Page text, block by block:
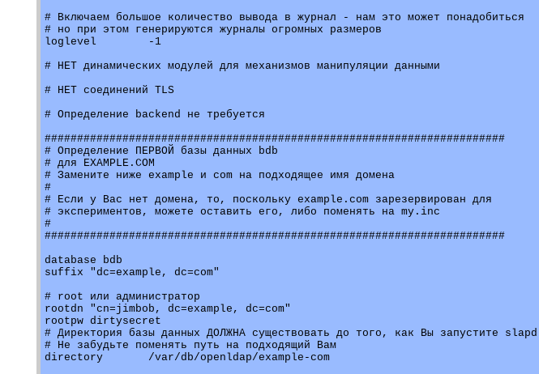
# Включаем большое количество вывода в журнал - нам это может понадобиться
# но при этом генерируются журналы огромных размеров
loglevel 	-1
# НЕТ динамических модулей для механизмов манипуляции данными
# НЕТ соединений TLS
# Определение backend не требуется
#######################################################################
# Определение ПЕРВОЙ базы данных bdb
# для EXAMPLE.COM
# Замените ниже example и com на подходящее имя домена
#
# Если у Вас нет домена, то, поскольку example.com зарезервирован для
# экспериментов, можете оставить его, либо поменять на my.inc
#
#######################################################################
database bdb
suffix "dc=example, dc=com"
# root или администратор
rootdn "cn=jimbob, dc=example, dc=com"
rootpw dirtysecret
# Директория базы данных ДОЛЖНА существовать до того, как Вы запустите slapd
# Не забудьте поменять путь на подходящий Вам
directory	/var/db/openldap/example-com